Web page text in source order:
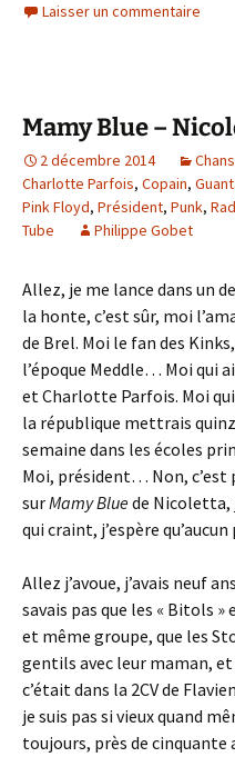
Laisser un commentaire
Mamy Blue –
2 décembre 2014
Charlotte Parfois, Copain,
Pink Floyd, Président, Punk,
Tube
Philippe Gobet
Allez, je me lance dans un
la honte, c’est sûr, moi
de Brel. Moi le fan des
l’époque Meddle… Moi qui
et Charlotte Parfois. Moi
la république mettrais
semaine dans les écoles
Moi, président… Non, c’est
surMamy Bluede Nicoletta,
qui craint, j’espère
Allez j’avoue, j’avais neuf
savais pas que les « Bitols
et même groupe, que les
gentils avec leur maman,
c’était dans la 2CV de
je suis pas si vieux quand
toujours, près de cinquante